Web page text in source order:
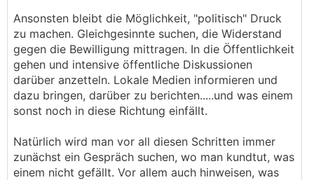
Ansonsten bleibt die Möglichkeit, "politisch" Druck
zu machen. Gleichgesinnte suchen, die Widerstand
gegen die Bewilligung mittragen. In die Öffentlichkeit
gehen und intensive öffentliche Diskussionen
darüber anzetteln. Lokale Medien informieren und
dazu bringen, darüber zu berichten.....und was einem
sonst noch in diese Richtung einfällt.
Natürlich wird man vor all diesen Schritten immer
zunächst ein Gespräch suchen, wo man kundtut, was
einem nicht gefällt. Vor allem auch hinweisen, was